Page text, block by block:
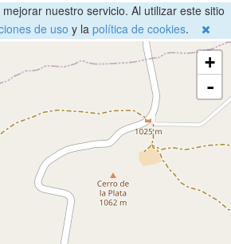
nuestro servicio. Al utilizar este sitio
de uso y la política de cookies.
+
-